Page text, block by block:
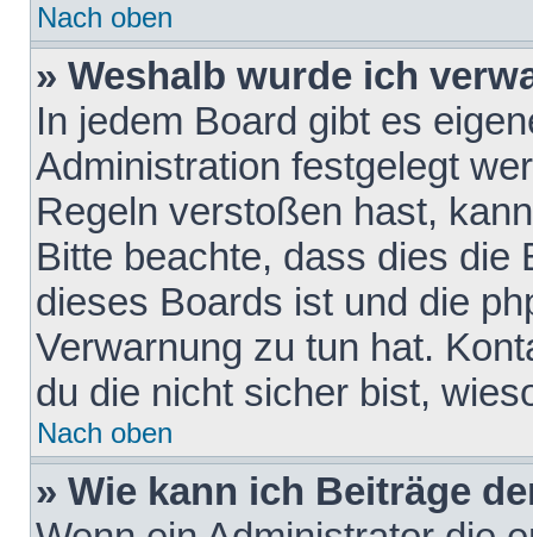
Nach oben
» Weshalb wurde ich
In jedem Board gibt es
Administration festgelegt
Regeln verstoßen hast,
Bitte beachte, dass dies die
dieses Boards ist und die
Verwarnung zu tun hat.
du die nicht sicher bist,
Nach oben
» Wie kann ich Beiträge